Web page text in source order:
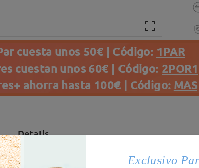
cuesta unos 50€ | Código: 1PAR
cuestan unos 60€ | Código: 2POR1
ahorra hasta 100€ | Código: MAS
Details
Exclusivo